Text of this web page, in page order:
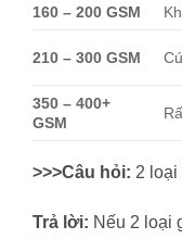
160 – 200 GSM
210 – 300 GSM
350 – 400+
GSM
>>>Câu hỏi: 2 loại
Trả lời: Nếu 2 loại